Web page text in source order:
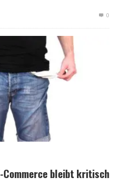
0
Commerce bleibt kritisch